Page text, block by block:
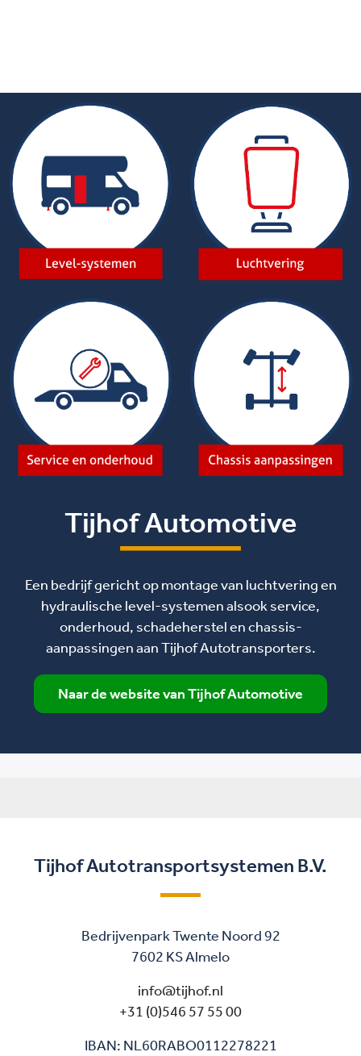
Tijhof Automotive
Een bedrijf gericht op montage van luchtvering en
hydraulische level-systemen alsook service,
onderhoud, schadeherstel en chassis-
aanpassingen aan Tijhof Autotransporters.
Naar de website van Tijhof Automotive
Tijhof Autotransportsystemen B.V.
Bedrijvenpark Twente Noord 92
7602 KS Almelo
info@tijhof.nl
+31 (0)546 57 55 00
IBAN: NL60RABO0112278221